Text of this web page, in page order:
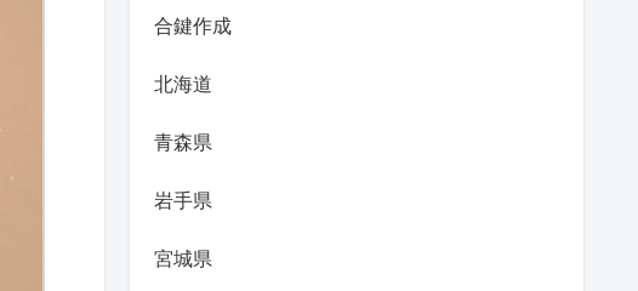
合鍵作成
北海道
青森県
岩手県
宮城県